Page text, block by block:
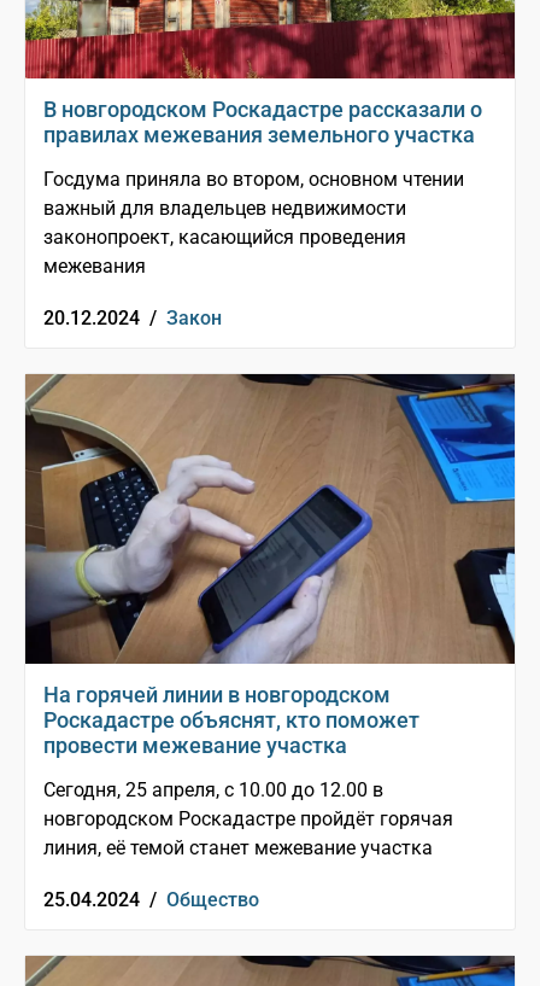
В новгородском Роскадастре рассказали о
правилах межевания земельного участка
Госдума приняла во втором, основном чтении
важный для владельцев недвижимости
законопроект, касающийся проведения
межевания
20.12.2024 / Закон
На горячей линии в новгородском
Роскадастре объяснят, кто поможет
провести межевание участка
Сегодня, 25 апреля, с 10.00 до 12.00 в
новгородском Роскадастре пройдёт горячая
линия, её темой станет межевание участка
25.04.2024 / Общество